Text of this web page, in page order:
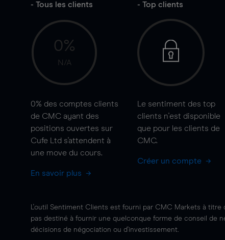
- Tous les clients
0%
N/A
0% des comptes clients
de CMC ayant des
positions ouvertes sur
Cufe Ltd s'attendent à
une move du cours.
En savoir plus
- Top clients
Le sentiment des top
clients n'est disponible
que pour les clients de
CMC.
Créer un compte
L'outil Sentiment Clients est fourni par CMC Markets à
pas destiné à fournir une quelconque forme de conseil de
décisions de négociation ou d'investissement.